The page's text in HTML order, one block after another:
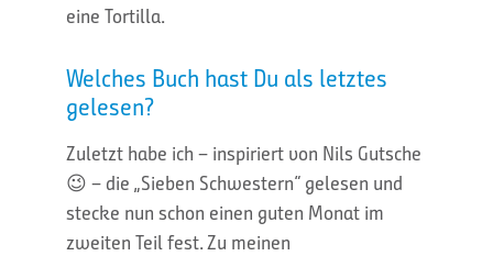
eine Tortilla.
Welches Buch hast Du als letztes
gelesen?
Zuletzt habe ich – inspiriert von Nils Gutsche
😉 – die „Sieben Schwestern“ gelesen und
stecke nun schon einen guten Monat im
zweiten Teil fest. Zu meinen